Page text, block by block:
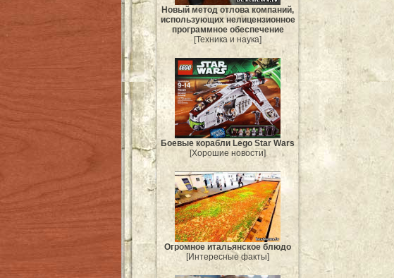
Новый метод отлова компаний,
использующих нелицензионное
программное обеспечение
[Техника и наука]
Боевые корабли Lego Star Wars
[Хорошие новости]
Огромное итальянское блюдо
[Интересные факты]